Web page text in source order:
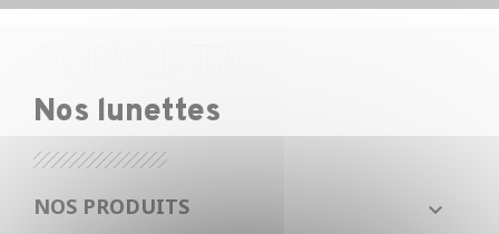
Nos lunettes
NOS PRODUITS